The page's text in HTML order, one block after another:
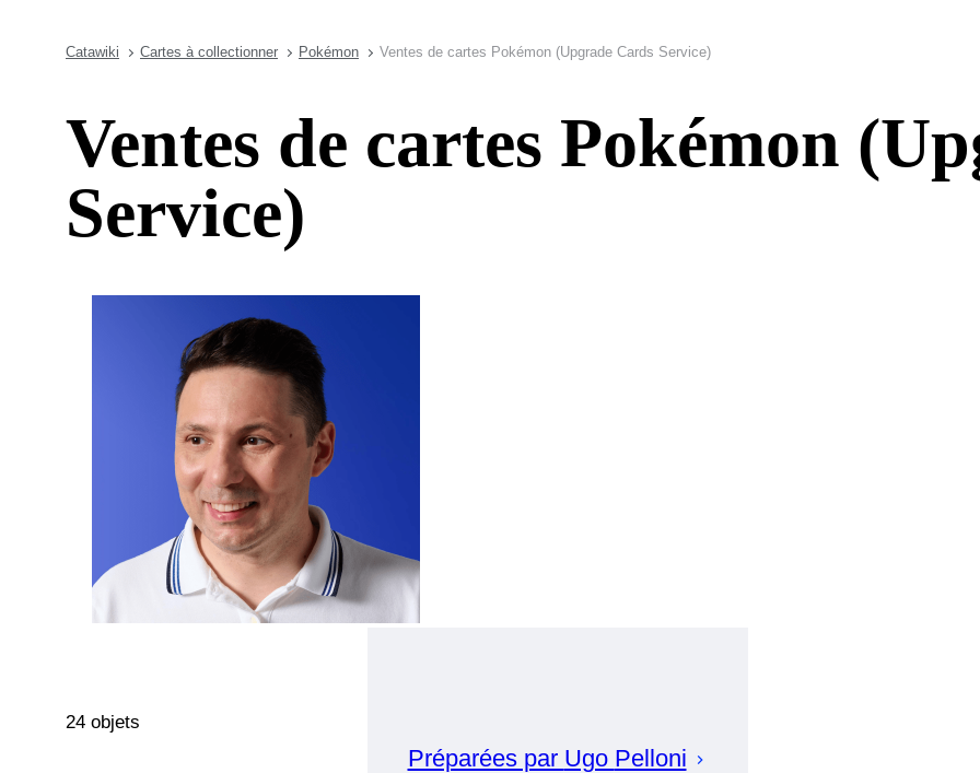
Catawiki Cartes à collectionner Pokémon Ventes de cartes Pokémon (Upgrade Cards Service)
Ventes de cartes Pokémon
Service)
Préparées par Ugo Pelloni
24 objets